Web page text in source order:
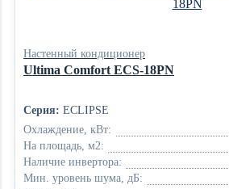
Настенный кондиционер
Ultima Comfort ECS-18PN
Серия: ECLIPSE
Охлаждение, кВт:
На площадь, м2:
Наличие инвертора:
Мин. уровень шума, дБ: